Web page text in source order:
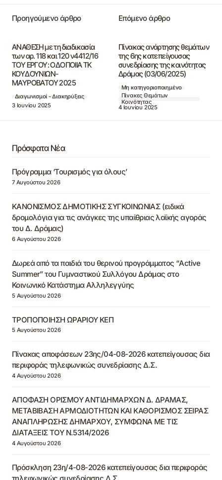
Προηγούμενο άρθρο
ΑΝΑΘΕΣΗ με τη διαδικασία
των αρ. 118 και 120 ν4412/16
ΤΟΥ ΕΡΓΟΥ: ΟΔΟΠΟΙΙΑ ΤΚ
ΚΟΥΔΟΥΝΙΩΝ-
ΜΑΥΡΟΒΑΤΟΥ 2025
Διαγωνισμοί - Διακηρύξεις
3 Ιουνίου 2025
Επόμενο άρθρο
Πίνακας ανάρτησης θεμάτων
της 6ης κατεπείγουσας
συνεδρίασης της κοινότητας
Δράμας (03/06/2025)
Μη κατηγοριοποιημένο
Πίνακες Θεμάτων
Κοινότητας
4 Ιουνίου 2025
Πρόσφατα Νέα
Πρόγραμμα ‘Τουρισμός για όλους’
7 Αυγούστου 2026
ΚΑΝΟΝΙΣΜΟΣ ΔΗΜΟΤΙΚΗΣ ΣΥΓΚΟΙΝΩΝΙΑΣ (ειδικά
δρομολόγια για τις ανάγκες της υπαίθριας λαϊκής αγοράς
του Δ. Δράμας)
6 Αυγούστου 2026
Δωρεά από τα παιδιά του θερινού προγράμματος “Active
Summer” του Γυμναστικού Συλλόγου Δράμας στο
Κοινωνικό Κατάστημα Αλληλεγγύης
5 Αυγούστου 2026
ΤΡΟΠΟΠΟΙΗΣΗ ΩΡΑΡΙΟΥ ΚΕΠ
5 Αυγούστου 2026
Πίνακας αποφάσεων 23ης/04-08-2026 κατεπείγουσας δια
περιφοράς τηλεφωνικώς συνεδρίασης Δ.Σ.
4 Αυγούστου 2026
ΑΠΟΦΑΣΗ ΟΡΙΣΜΟΥ ΑΝΤΙΔΗΜΑΡΧΩΝ Δ. ΔΡΑΜΑΣ,
ΜΕΤΑΒΙΒΑΣΗ ΑΡΜΟΔΙΟΤΗΤΩΝ ΚΑΙ ΚΑΘΟΡΙΣΜΟΣ ΣΕΙΡΑΣ
ΑΝΑΠΛΗΡΩΣΗΣ ΔΗΜΑΡΧΟΥ, ΣΥΜΦΩΝΑ ΜΕ ΤΙΣ
ΔΙΑΤΑΞΕΙΣ ΤΟΥ Ν.5314/2026
4 Αυγούστου 2026
Πρόσκληση 23η/4-08-2026 κατεπείγουσας δια περιφοράς